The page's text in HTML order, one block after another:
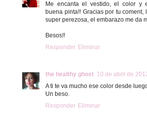
Me encanta el vestido, el color y
buena pinta!! Gracias por tu coment,
super perezosa, el embarazo me da
Besos!!
Responder Eliminar
the healthy ghost 10 de abril de
A ti te va mucho ese color desde
Un beso.
Responder Eliminar